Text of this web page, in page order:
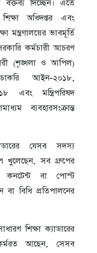
বক্তব্য দিচ্ছেন। এতে
অধিদপ্তর এবং
মন্ত্রণালয়ের ভাবমূর্তি
কর্মচারী আচরণ
(শৃঙ্খলা ও আপিল)
আইন-২০১৮,
এবং মন্ত্রিপরিষদ
ব্যবহারসংক্রান্ত
যেসব সদস্য
খুলেছেন, সব গ্রুপের
কনটেন্ট বা পোস্ট
বিধি প্রতিপালনের
শিক্ষা ক্যাডারের
কর্মরত আছেন, সেসব